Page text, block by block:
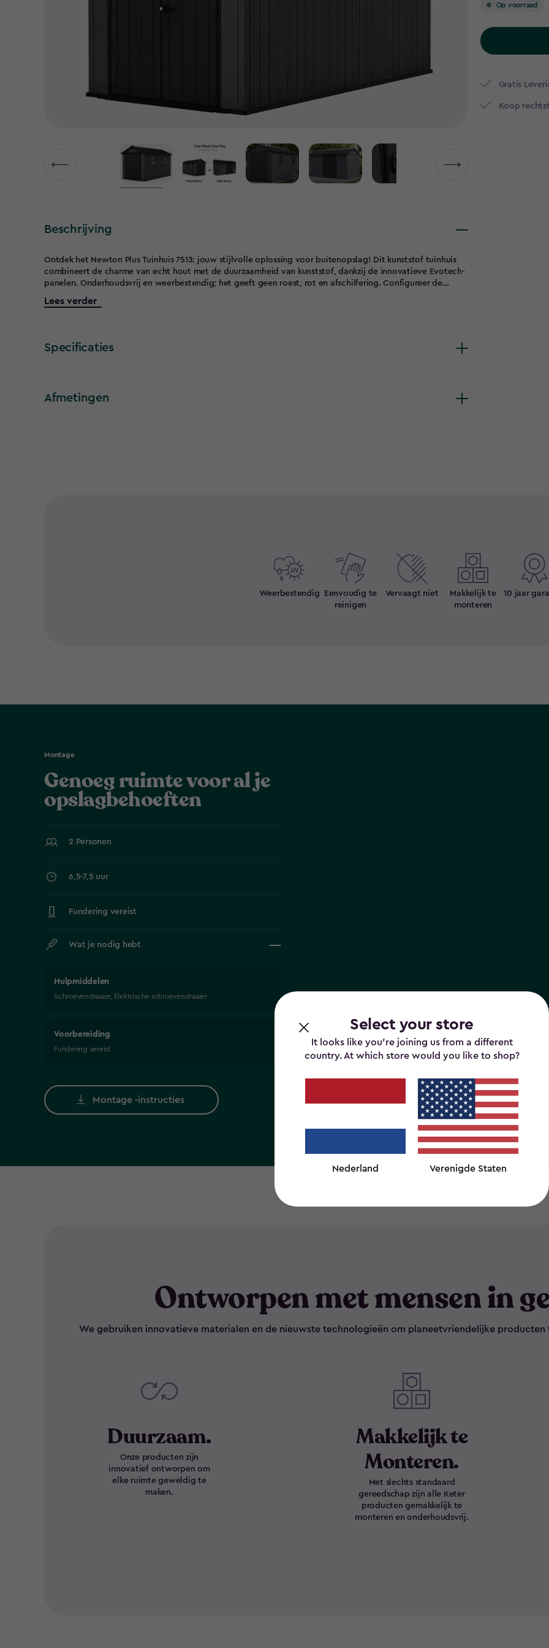
Select your store
It looks like you’re joining us from a different
country. At which store would you like to shop?
Nederland Verenigde Staten
Op voorraad
Gratis
Koop
Beschrijving
Ontdek het Newton Plus Tuinhuis 7513: jouw stijlvolle oplossing voor buitenopslag! Dit kunststof tuinhuis
combineert de charme van echt hout met de duurzaamheid van kunststof, dankzij de innovatieve Evotech-
panelen. Onderhoudsvrij en weerbestendig; het geeft geen roest, rot en afschilfering. Configureer de
deuren en ramen naar wens, of je nu een smal, diep huisje nodig hebt voor grotere items of een breed
tuinhuis voor gemakkelijke toegang. Met voldoende ruimte voor fietsen tot grasmaaiers, en voorzien van
Lees verder
Specificaties
Afmetingen
Weerbestendig
Eenvoudig te
reinigen
Vervaagt niet
Makkelijk te
monteren
10 jaar
Montage
Genoeg ruimte voor al je
opslagbehoeften
2 Personen
6,5-7,5 uur
Fundering vereist
Wat je nodig hebt
Hulpmiddelen
Schroevendraaier, Elektrische schroevendraaier
Voorbereiding
Fundering vereist
Montage -instructies
Ontworpen met mensen in
We gebruiken innovatieve materialen en de nieuwste technologieën om planeetvriendelijke
Duurzaam.
Onze producten zijn
innovatief ontworpen om
elke ruimte geweldig te
maken.
Makkelijk te
Monteren.
Met slechts standaard
gereedschap zijn alle Keter
producten gemakkelijk te
monteren en onderhoudsvrij.